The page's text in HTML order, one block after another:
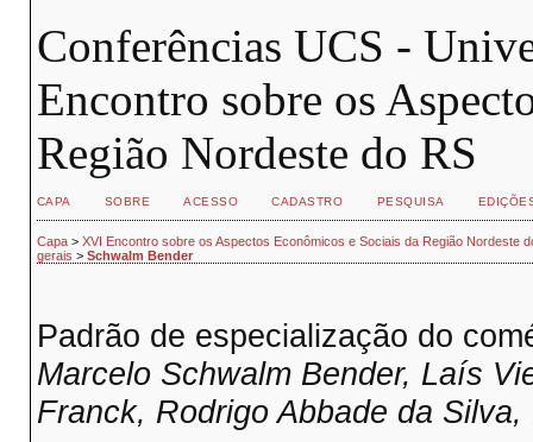
Conferências UCS -
Encontro sobre os
Região Nordeste do RS
CAPA SOBRE ACESSO CADASTRO PESQUISA
Capa> XVI Encontro sobre os Aspectos Econômicos e Sociais da Região Nordeste
gerais > Schwalm Bender
Padrão de especialização do
Marcelo Schwalm Bender, Laís
Franck, Rodrigo Abbade da